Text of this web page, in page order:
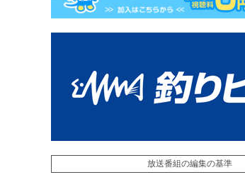
放送番組の編集の基準